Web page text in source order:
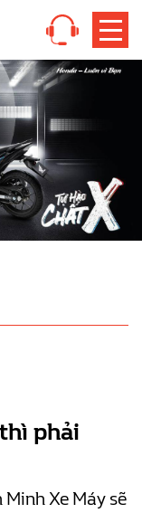
phải
Xe Máy sẽ